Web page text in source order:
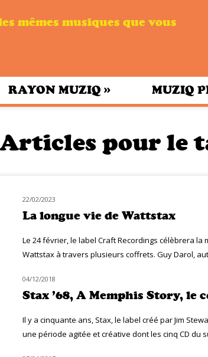
mêmes musiques que vous
RAYON MUZIQ » MUZIQ
Articles pour le
22/02/2023
La longue vie de Wattstax
Le 24 février, le label Craft Recordings célèbrera la
Wattstax à travers plusieurs coffrets. Guy Darol,
04/12/2018
Stax ’68, A Memphis Story,
Il y a cinquante ans, Stax, le label créé par Jim
une période agitée et créative dont les cinq CD du